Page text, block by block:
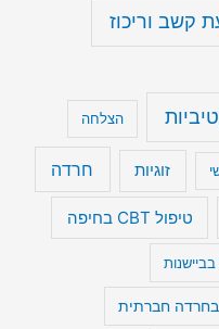
קשב וריכוז
הצלחה
זוגיות חרדה
טיפול CBT בחיפה
בחרדה חברתית